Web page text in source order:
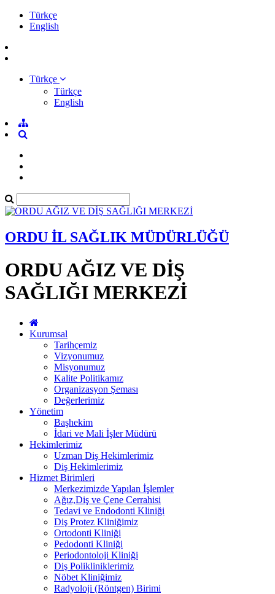
Türkçe
English
Türkçe
Türkçe
English
ORDU İL SAĞLIK MÜDÜRLÜĞÜ
ORDU AĞIZ VE DİŞ
SAĞLIĞI MERKEZİ
Kurumsal
Tarihçemiz
Vizyonumuz
Misyonumuz
Kalite Politikamız
Organizasyon Şeması
Değerlerimiz
Yönetim
Başhekim
İdari ve Mali İşler Müdürü
Hekimlerimiz
Uzman Diş Hekimlerimiz
Diş Hekimlerimiz
Hizmet Birimleri
Merkezimizde Yapılan İşlemler
Ağız,Diş ve Çene Cerrahisi
Tedavi ve Endodonti Kliniği
Diş Protez Kliniğimiz
Ortodonti Kliniği
Pedodonti Kliniği
Periodontoloji Kliniği
Diş Polikliniklerimiz
Nöbet Kliniğimiz
Radyoloji (Röntgen) Birimi